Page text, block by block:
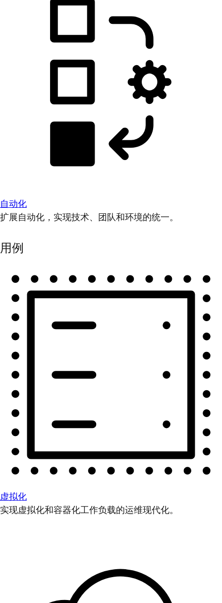
自动化
扩展自动化，实现技术、团队和环境的统一。
用例
虚拟化
实现虚拟化和容器化工作负载的运维现代化。